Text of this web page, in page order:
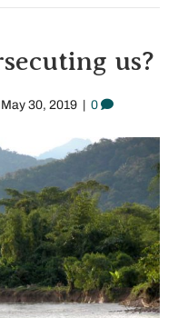
us?
May 30, 2019 0